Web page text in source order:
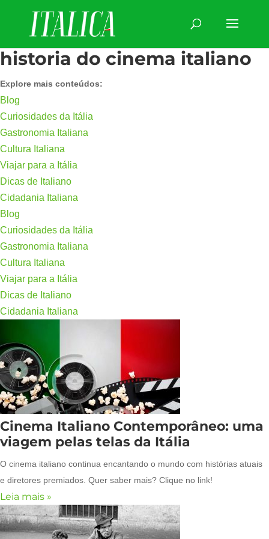
historia do cinema italiano
Explore mais conteúdos:
Blog
Curiosidades da Itália
Gastronomia Italiana
Cultura Italiana
Viajar para a Itália
Dicas de Italiano
Cidadania Italiana
Blog
Curiosidades da Itália
Gastronomia Italiana
Cultura Italiana
Viajar para a Itália
Dicas de Italiano
Cidadania Italiana
Cinema Italiano Contemporâneo: uma
viagem pelas telas da Itália
O cinema italiano continua encantando o mundo com histórias atuais
e diretores premiados. Quer saber mais? Clique no link!
Leia mais »